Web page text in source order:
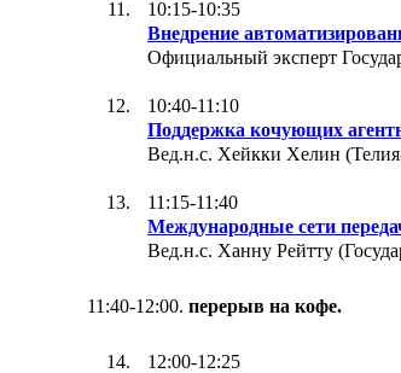
10:15-10:35
Внедрение
Официальный эксперт
10:40-11:10
Поддержка кочующих
Вед.н.с. Хейкки Хелин
11:15-11:40
Международные сети
Вед.н.с. Ханну Рейтту
11:40-12:00. перерыв на кофе.
12:00-12:25